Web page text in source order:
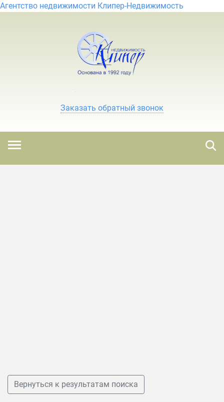
Агентство недвижимости Клипер-Недвижимость
Заказать обратный звонок
Вернуться к результатам поиска